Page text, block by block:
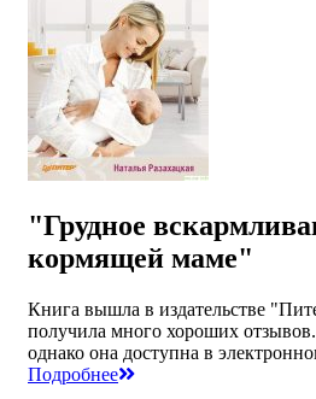
"Грудное
кормящей маме"
Книга вышла в издательстве
получила много хороших
однако она доступна в
Подробнее